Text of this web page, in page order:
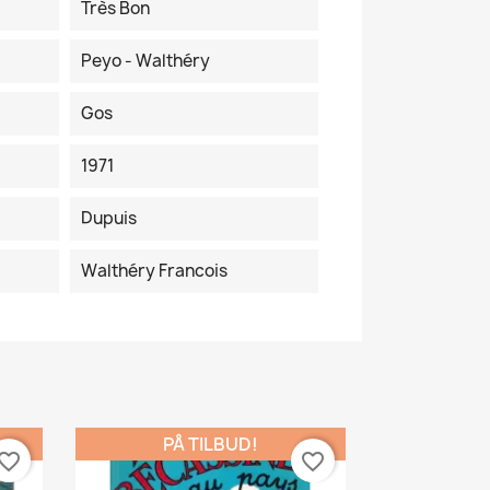
Très Bon
Peyo - Walthéry
Gos
1971
Dupuis
Walthéry Francois
PÅ TILBUD!
favorite_border